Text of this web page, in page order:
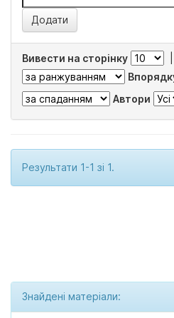
Вивести на сторінку
Автори
Результати 1-1 зі 1.
Знайдені матеріали: